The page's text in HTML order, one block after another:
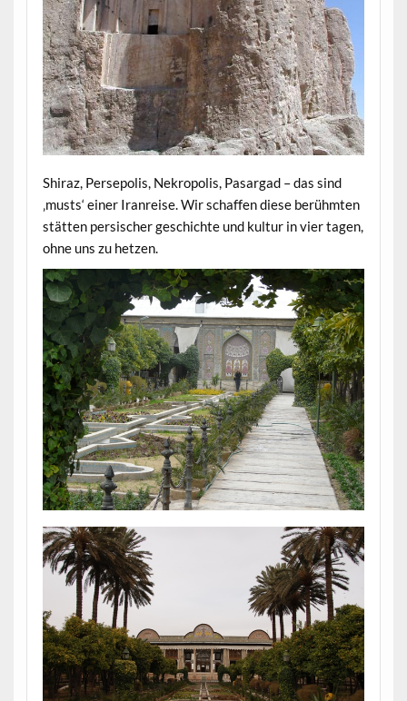
Shiraz, Persepolis, Nekropolis, Pasargad – das sind
‚musts‘ einer Iranreise. Wir schaffen diese berühmten
stätten persischer geschichte und kultur in vier tagen,
ohne uns zu hetzen.